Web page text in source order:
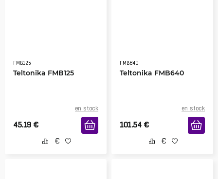
FMB125
Teltonika FMB125
en stock
45.19 €
FMB640
Teltonika FMB640
en stock
101.54 €